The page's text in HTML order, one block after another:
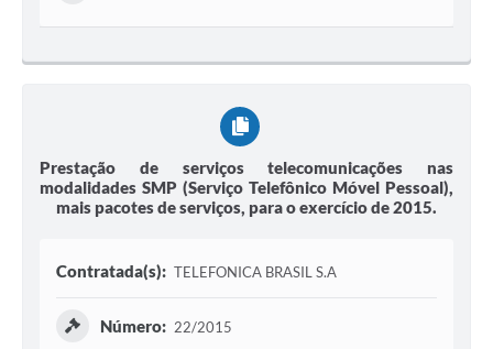
Prestação de serviços telecomunicações nas
modalidades SMP (Serviço Telefônico Móvel Pessoal),
mais pacotes de serviços, para o exercício de 2015.
Contratada(s): TELEFONICA BRASIL S.A
Número: 22/2015